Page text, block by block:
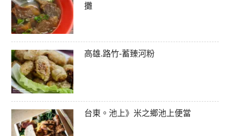
攤
高雄.路竹-蓄臻河粉
台東。池上》米之鄉池上便當